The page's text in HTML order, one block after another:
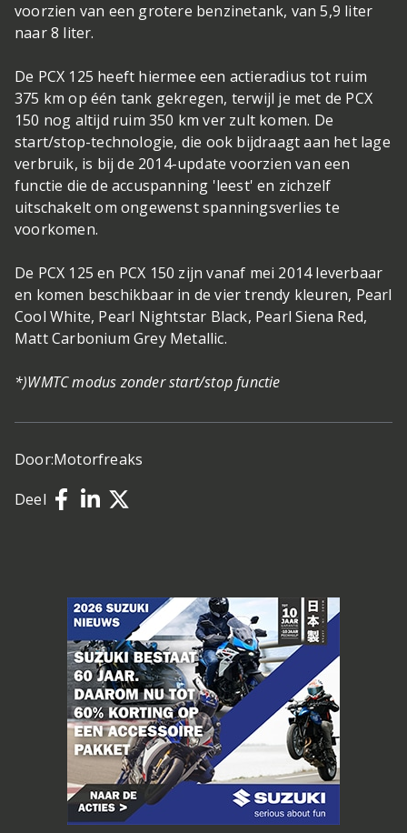
voorzien van een grotere benzinetank, van 5,9 liter
naar 8 liter.
De PCX 125 heeft hiermee een actieradius tot ruim
375 km op één tank gekregen, terwijl je met de PCX
150 nog altijd ruim 350 km ver zult komen. De
start/stop-technologie, die ook bijdraagt aan het lage
verbruik, is bij de 2014-update voorzien van een
functie die de accuspanning 'leest' en zichzelf
uitschakelt om ongewenst spanningsverlies te
voorkomen.
De PCX 125 en PCX 150 zijn vanaf mei 2014 leverbaar
en komen beschikbaar in de vier trendy kleuren, Pearl
Cool White, Pearl Nightstar Black, Pearl Siena Red,
Matt Carbonium Grey Metallic.
*)WMTC modus zonder start/stop functie
Door:Motorfreaks
Deel